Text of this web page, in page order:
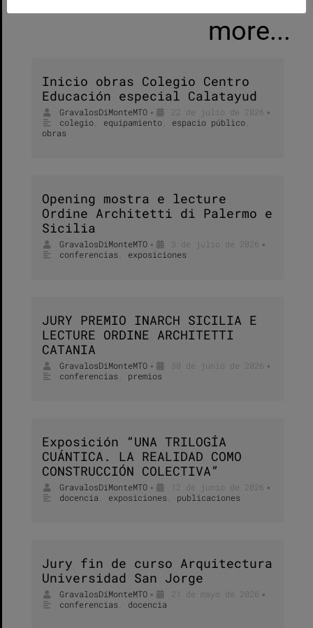
more...
Inicio obras Colegio Centro
Educación especial Calatayud
GravalosDiMonteMTO • 22 de julio de 2026 •
colegio equipamiento espacio público
obras
Opening mostra e lecture
Ordine Architetti di Palermo e
Sicilia
GravalosDiMonteMTO • 3 de julio de 2026 •
conferencias exposiciones
JURY PREMIO INARCH SICILIA E
LECTURE ORDINE ARCHITETTI
CATANIA
GravalosDiMonteMTO • 30 de junio de 2026 •
conferencias premios
Exposición “UNA TRILOGÍA
CUÁNTICA. LA REALIDAD COMO
CONSTRUCCIÓN COLECTIVA”
GravalosDiMonteMTO • 12 de junio de 2026 •
docencia exposiciones publicaciones
Jury fin de curso Arquitectura
Universidad San Jorge
GravalosDiMonteMTO • 21 de mayo de 2026 •
conferencias docencia